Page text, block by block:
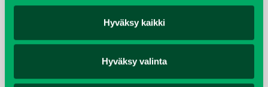
Hyväksy kaikki
Hyväksy valinta
huhtikuu 2019
helmikuu 2019